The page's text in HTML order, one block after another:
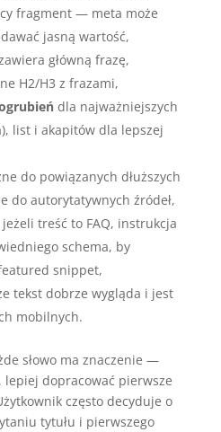
fragment — meta może
jasną wartość,
główną frazę,
H2/H3 z frazami,
dla najważniejszych
list i akapitów dla lepszej
do powiązanych dłuższych
do autorytatywnych źródeł,
treść to FAQ, instrukcja
schema, by
snippet,
tekst dobrze wygląda i jest
mobilnych.
słowo ma znaczenie —
lepiej dopracować pierwsze
często decyduje o
tytułu i pierwszego